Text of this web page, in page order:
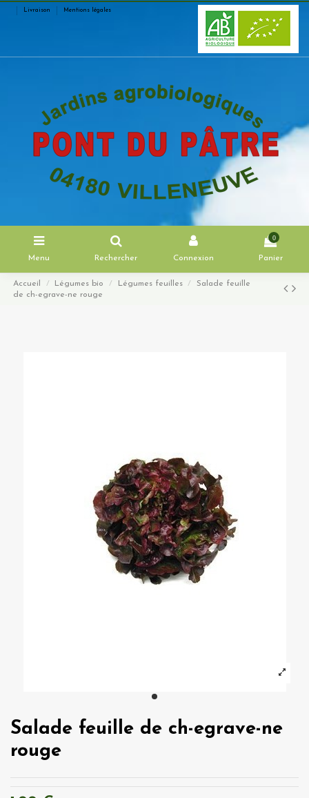
Livraison Mentions légales
Menu Rechercher Connexion
0
Panier
Accueil Légumes bio Légumes feuilles
Salade feuille
de ch-egrave-ne rouge
Salade feuille de ch-egrave-ne
rouge